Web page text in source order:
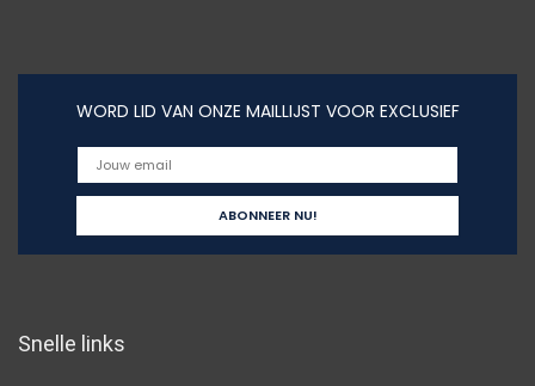
WORD LID VAN ONZE MAILLIJST VOOR EXCLUSIEF
Snelle links